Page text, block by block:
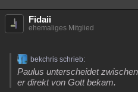
Fidaii
ehemaliges Mitglied
bekchris schrieb:
Paulus unterscheidet
er direkt von Gott bekam.